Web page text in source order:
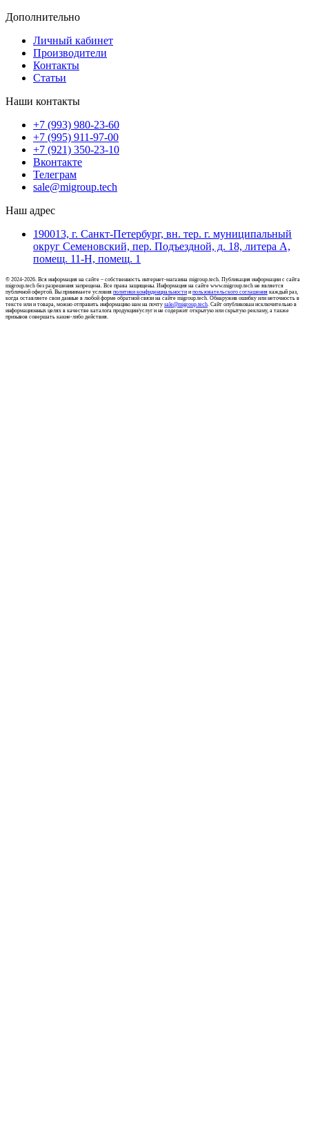
Дополнительно
Личный кабинет
Производители
Контакты
Статьи
Наши контакты
+7 (993) 980-23-60
+7 (995) 911-97-00
+7 (921) 350-23-10
Вконтакте
Телеграм
sale@migroup.tech
Наш адрес
190013, г. Санкт-Петербург, вн. тер. г. муниципальный
округ Семеновский, пер. Подъездной, д. 18, литера А,
помещ. 11-Н, помещ. 1
© 2024-2026. Вся информация на сайте – собственность интернет-магазина migroup.tech. Публикация информации с сайта
migroup.tech без разрешения запрещена. Все права защищены. Информация на сайте www.migroup.tech не является
публичной офертой. Вы принимаете условия политики конфиденциальности и пользовательского соглашения каждый раз,
когда оставляете свои данные в любой форме обратной связи на сайте migroup.tech. Обнаружив ошибку или неточность в
тексте или и товара, можно отправить информацию нам на почту sale@migroup.tech. Сайт опубликован исключительно в
информационных целях в качестве каталога продукции/услуг и не содержит открытую или скрытую рекламу, а также
призывов совершать какие-либо действия.